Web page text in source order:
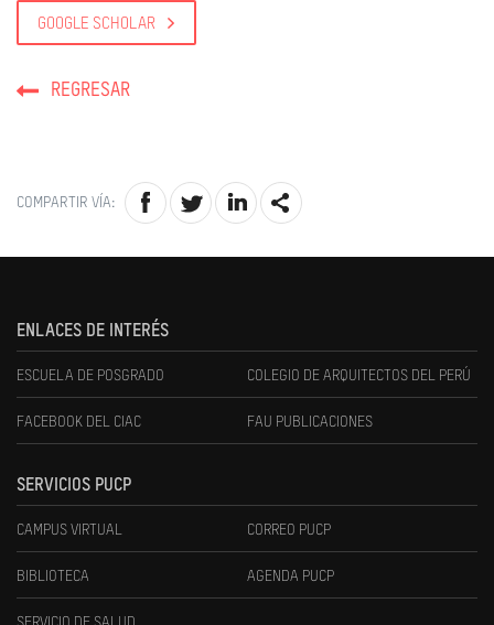
GOOGLE SCHOLAR
REGRESAR
COMPARTIR VÍA:
ENLACES DE INTERÉS
ESCUELA DE POSGRADO COLEGIO DE ARQUITECTOS DEL PERÚ
FACEBOOK DEL CIAC FAU PUBLICACIONES
SERVICIOS PUCP
CAMPUS VIRTUAL CORREO PUCP
BIBLIOTECA AGENDA PUCP